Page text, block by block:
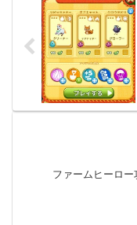
ファームヒーロ